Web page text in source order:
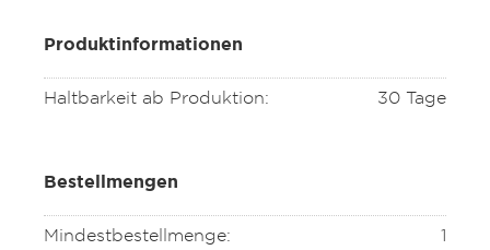
Produktinformationen
Haltbarkeit ab Produktion: 30 Tage
Bestellmengen
Mindestbestellmenge:
1